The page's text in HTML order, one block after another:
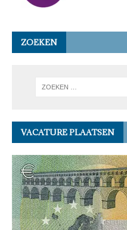
ZOEKEN
VACATURE PLAATSEN